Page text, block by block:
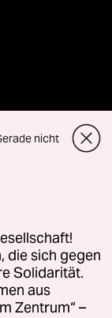
für Genehmigungen
Richtlinien
nicht
die sich gegen
Solidarität.
aus
Zentrum“ –